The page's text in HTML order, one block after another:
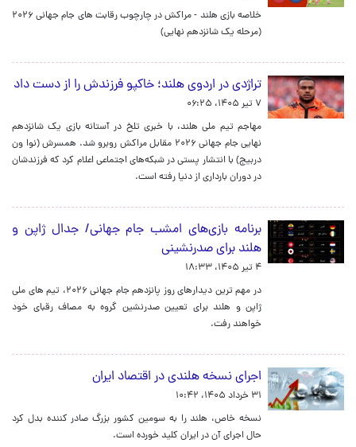
خلاصه بازی هلند - مراکش در چارچوب رقابت های جام جهانی ۲۰۲۶
(مرحله یک شانزدهم نهایی)
تراژدی در اردوی هلند؛ خاکپو فرزندش را از دست داد
۷ تیر ۱۴۰۵، ۰۶:۲۵
مهاجم تیم ملی هلند، با خبری تلخ در آستانه بازی یک‌ شانزدهم
نهایی جام جهانی ۲۰۲۶ مقابل مراکش روبرو شد. همسرش (نوا ون
دربیج) با انتشار پستی در شبکه‌های اجتماعی اعلام کرد که فرزندشان
در دوران بارداری از دنیا رفته است.
برنامه بازی‌های امشب جام جهانی/ جدال ژاپن و
هلند برای صدرنشینی
۴ تیر ۱۴۰۵، ۱۸:۳۳
در مهم ترین دیدارهای روز پانزدهم جام جهانی ۲۰۲۶، تیم های ملی
ژاپن و هلند برای تعیین صدرنشین گروه به مصاف رقبای خود
خواهند رفت.
اجرای نسخه هلندی در اقتصاد ایران
۳۱ خرداد ۱۴۰۵، ۱۰:۴۲
نسخه خاص، هلند را به سومین کشور بزرگ صادر کننده بدل کرد
حال اجرای آن در ایران کلید خورده است.